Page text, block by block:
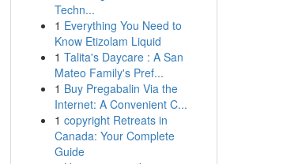
Techn...
1 Everything You Need to
Know Etizolam Liquid
1 Talita's Daycare : A San
Mateo Family's Pref...
1 Buy Pregabalin Via the
Internet: A Convenient C...
1 copyright Retreats in
Canada: Your Complete
Guide